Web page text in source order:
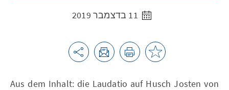
Aus dem Inhalt: die Laudatio auf Husch Josten von